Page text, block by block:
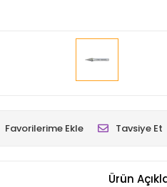
Favorilerime Ekle Tavsiye Et
Ürün